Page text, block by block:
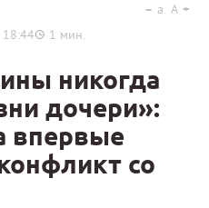
1 мин.
a A
никогда
дочери»:
впервые
со